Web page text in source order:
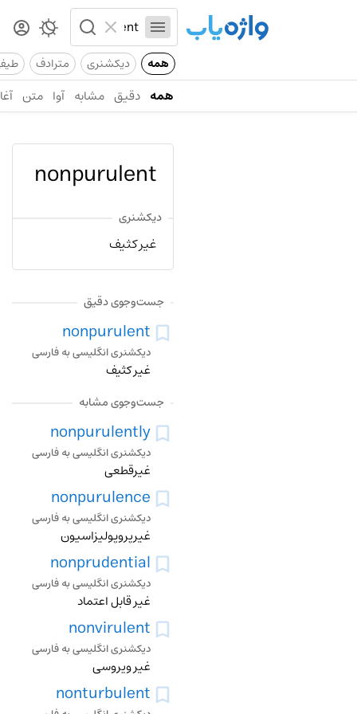
همه دیکشنری مترادف
همه دقیق مشابه آوا متن
nonpurulent
دیکشنری
غیر کثیف
جست‌وجوی دقیق
nonpurulent
دیکشنری انگلیسی به فارسی
غیر کثیف
جست‌وجوی مشابه
nonpurulently
دیکشنری انگلیسی به فارسی
غیرقطعی
nonpurulence
دیکشنری انگلیسی به فارسی
غیرپروپولیزاسیون
nonprudential
دیکشنری انگلیسی به فارسی
غیر قابل اعتماد
nonvirulent
دیکشنری انگلیسی به فارسی
غیر ویروسی
nonturbulent